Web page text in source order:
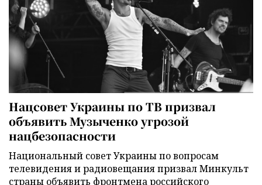
Нацсовет Украины по ТВ призвал
объявить Музыченко угрозой
нацбезопасности
Национальный совет Украины по вопросам
телевидения и радиовещания призвал Минкульт
страны объявить фронтмена российского